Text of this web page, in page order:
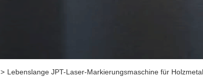
> Lebenslange JPT-Laser-Markierungsmaschine für